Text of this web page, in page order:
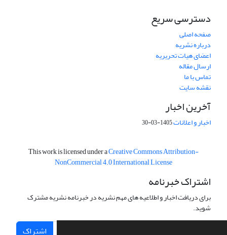
دسترسی سریع
صفحه اصلی
درباره نشریه
اعضای هیات تحریریه
ارسال مقاله
تماس با ما
نقشه سایت
آخرین اخبار
اخبار و اعلانات1405-03-30
This work is licensed under aCreative Commons Attribution-
NonCommercial 4.0 International License
اشتراک خبرنامه
برای دریافت اخبار و اطلاعیه های مهم نشریه در خبرنامه نشریه مشترک
شوید.
اشتراک